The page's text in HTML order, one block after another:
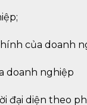
của doanh
doanh nghiệp
đại diện theo